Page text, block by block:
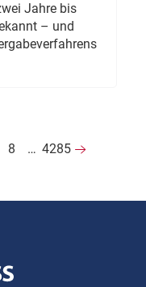
Jahre bis
– und
8 … 4285